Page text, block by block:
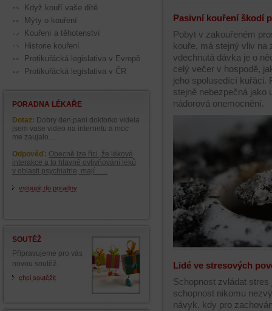
Když kouří vaše dítě
Mýty o kouření
Kouření a těhotenství
Historie kouření
Protikuřácká legislativa v Evropě
Protikuřácká legislativa v ČR
PORADNA LÉKAŘE
Dotaz: Dobry den,pani doktorko videla
jsem vase video na internetu a moc
me zaujalo....
Odpověď: Obecně lze říci, že lékové
interakce a to hlavně ovlivňování léků
v oblasti psychiatrie, mají ......
vstoupit do poradny
SOUTĚŽ
Připravujeme pro vás
novou soutěž.
chci soutěžit
Pasivní kouření škodí
Pobyt v zakouřeném
kouře, má stejný vliv na
vdechnutá dávka je o
celý večer v hospodě,
jeho spolusedící kuřáci.
stejně nebezpečná jako
nádorová onemocnění.
Lidé ve stresových
Schopnost zvládat
schopnost nikomu
návyk, kdy pro